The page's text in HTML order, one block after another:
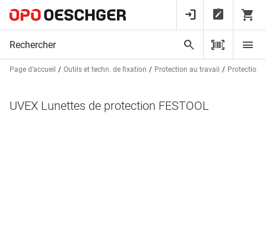
Page d’accueil Outils et techn. de fixation Protection au travail Protection
UVEX Lunettes de protection FESTOOL